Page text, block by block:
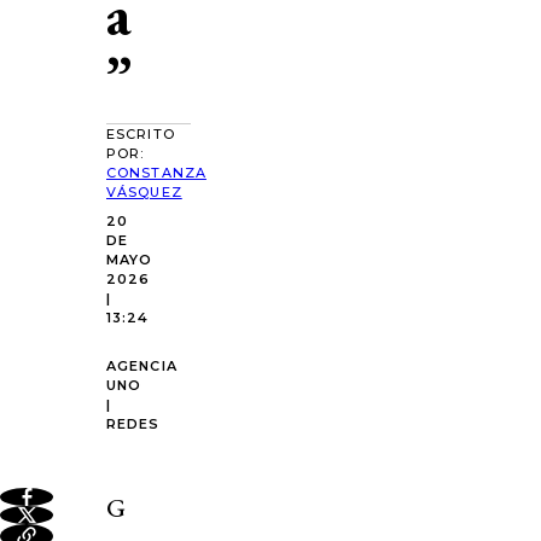
”
ESCRITO
POR:
CONSTANZA
VÁSQUEZ
20
DE
MAYO
2026
|
13:24
AGENCIA
UNO
|
REDES
G